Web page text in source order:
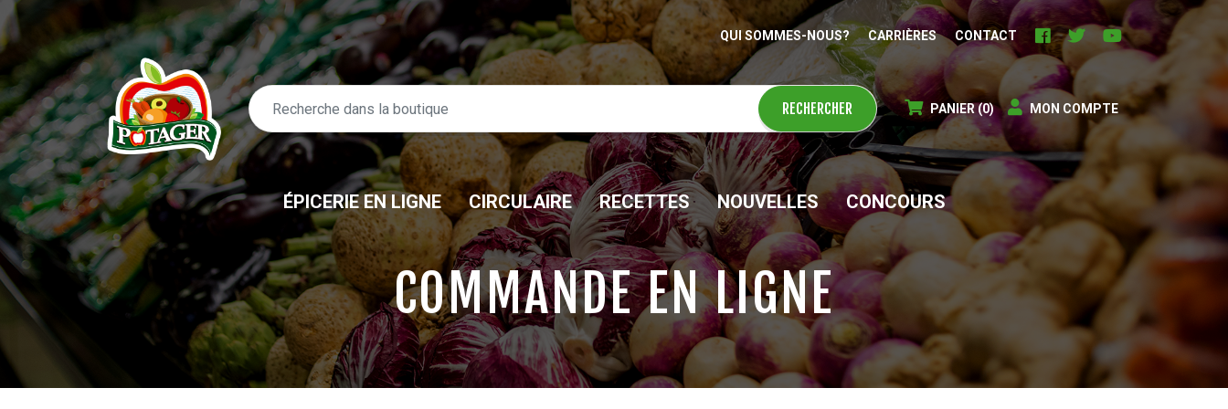
QUI SOMMES-NOUS? CARRIÈRES CONTACT
PANIER (0) MON COMPTE
ÉPICERIE EN LIGNE CIRCULAIRE RECETTES NOUVELLES CONCOURS
COMMANDE EN LIGNE